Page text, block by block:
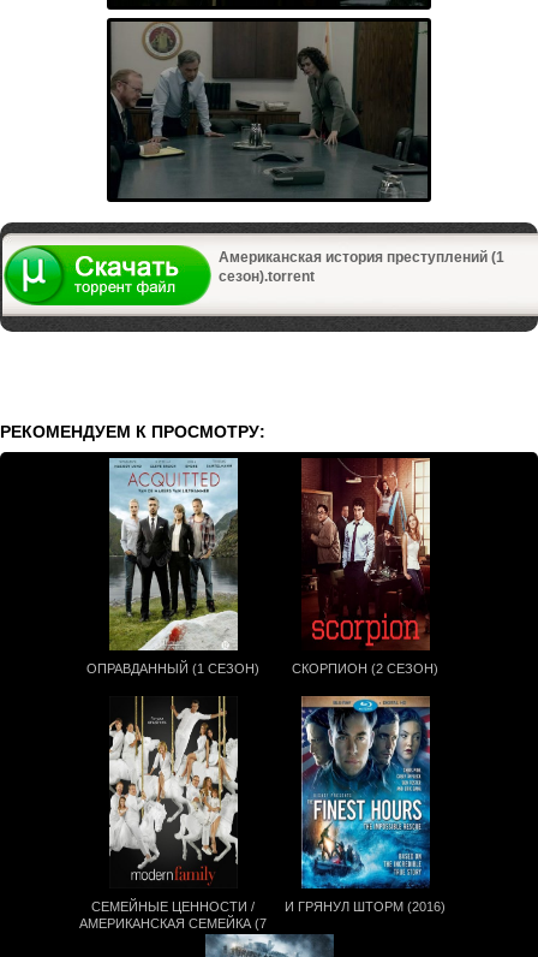
Американская история преступлений (1
сезон).torrent
РЕКОМЕНДУЕМ К ПРОСМОТРУ:
ОПРАВДАННЫЙ (1 СЕЗОН) СКОРПИОН (2 СЕЗОН)
СЕМЕЙНЫЕ ЦЕННОСТИ /
АМЕРИКАНСКАЯ СЕМЕЙКА (7
И ГРЯНУЛ ШТОРМ (2016)